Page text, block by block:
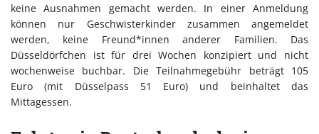
keine Ausnahmen gemacht werden. In einer Anmeldung
können nur Geschwisterkinder zusammen angemeldet
werden, keine Freund*innen anderer Familien. Das
Düsseldörfchen ist für drei Wochen konzipiert und nicht
wochenweise buchbar. Die Teilnahmegebühr beträgt 105
Euro (mit Düsselpass 51 Euro) und beinhaltet das
Mittagessen.